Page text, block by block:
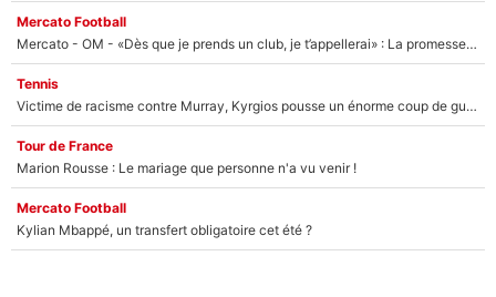
Mercato Football
Mercato - OM - «Dès que je prends un club, je t’appellerai» : La promesse de Marcelino au moment de claquer la porte
Tennis
Victime de racisme contre Murray, Kyrgios pousse un énorme coup de gueule !
Tour de France
Marion Rousse : Le mariage que personne n'a vu venir !
Mercato Football
Kylian Mbappé, un transfert obligatoire cet été ?